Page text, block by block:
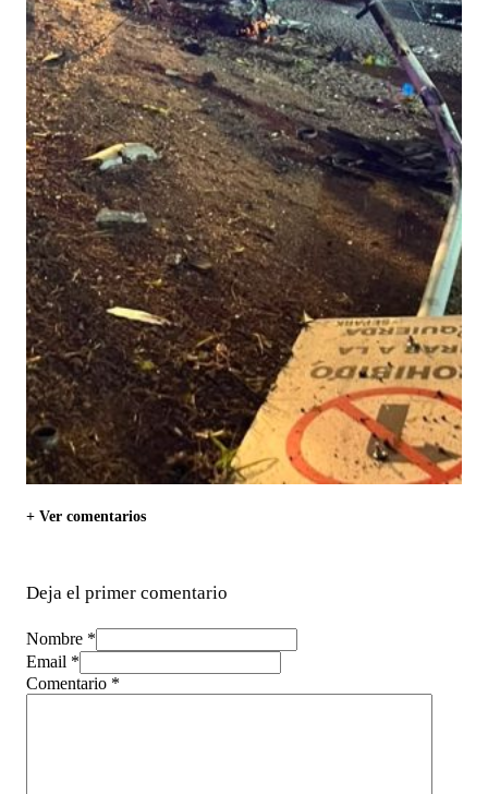
+ Ver comentarios
Deja el primer comentario
Nombre *
Email *
Comentario *